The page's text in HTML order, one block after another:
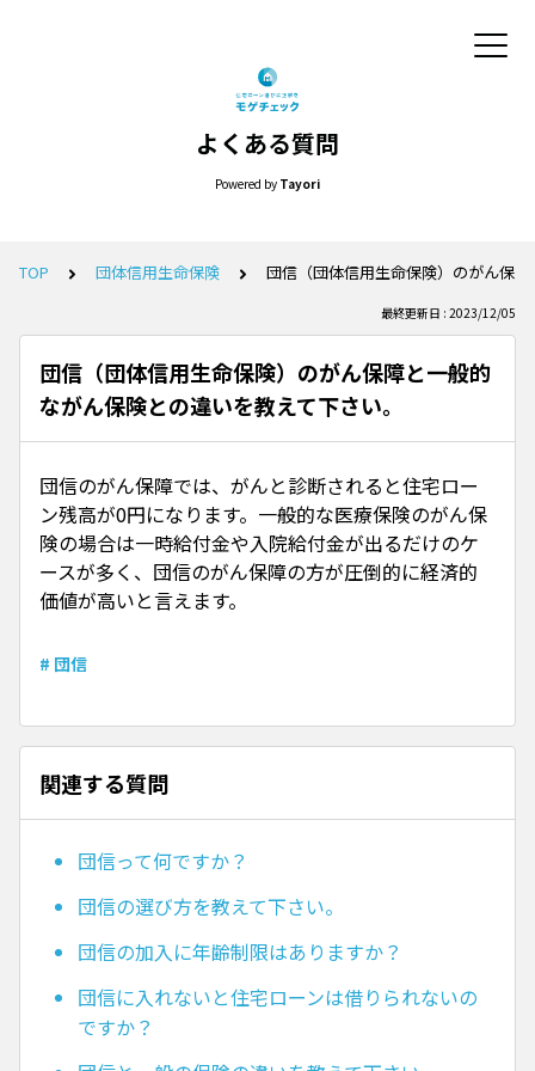
よくある質問
Powered by Tayori
TOP 団体信用生命保険 団信（団体信用生命保険）のがん保
最終更新日 : 2023/12/05
団信（団体信用生命保険）のがん保障と一般的
ながん保険との違いを教えて下さい。
団信のがん保障では、がんと診断されると住宅ロー
ン残高が0円になります。一般的な医療保険のがん保
険の場合は一時給付金や入院給付金が出るだけのケ
ースが多く、団信のがん保障の方が圧倒的に経済的
価値が高いと言えます。
# 団信
関連する質問
団信って何ですか？
団信の選び方を教えて下さい。
団信の加入に年齢制限はありますか？
団信に入れないと住宅ローンは借りられないの
ですか？